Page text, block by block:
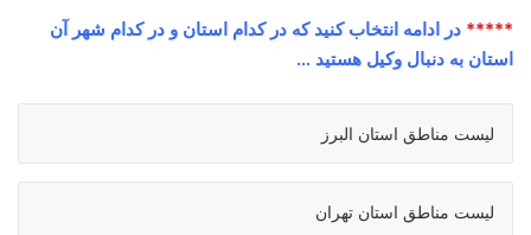
***** در ادامه انتخاب کنید که در کدام استان و در کدام شهر آن
استان به دنبال وکیل هستید …
لیست مناطق استان البرز
لیست مناطق استان تهران